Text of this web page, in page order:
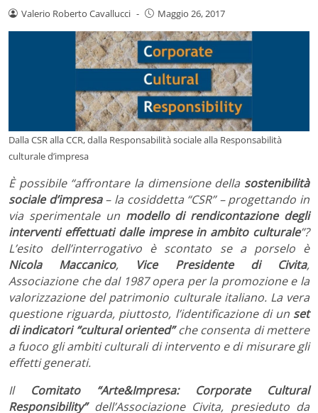
Valerio Roberto Cavallucci - Maggio 26, 2017
Dalla CSR alla CCR, dalla Responsabilità sociale alla Responsabilità
culturale d’impresa
È possibile “affrontare la dimensione della sostenibilità
sociale d’impresa– la cosiddetta “CSR” – progettando in
via sperimentale un modello di rendicontazione degli
interventi effettuati dalle imprese in ambito culturale”?
L’esito dell’interrogativo è scontato se a porselo è
Nicola Maccanico, Vice Presidente di Civita,
Associazione che dal 1987 opera per la promozione e la
valorizzazione del patrimonio culturale italiano. La vera
questione riguarda, piuttosto, l’identificazione di un set
di indicatori “cultural oriented”che consenta di mettere
a fuoco gli ambiti culturali di intervento e di misurare gli
effetti generati.
Il Comitato “Arte&Impresa: Corporate Cultural
Responsibility”dell’Associazione Civita, presieduto da